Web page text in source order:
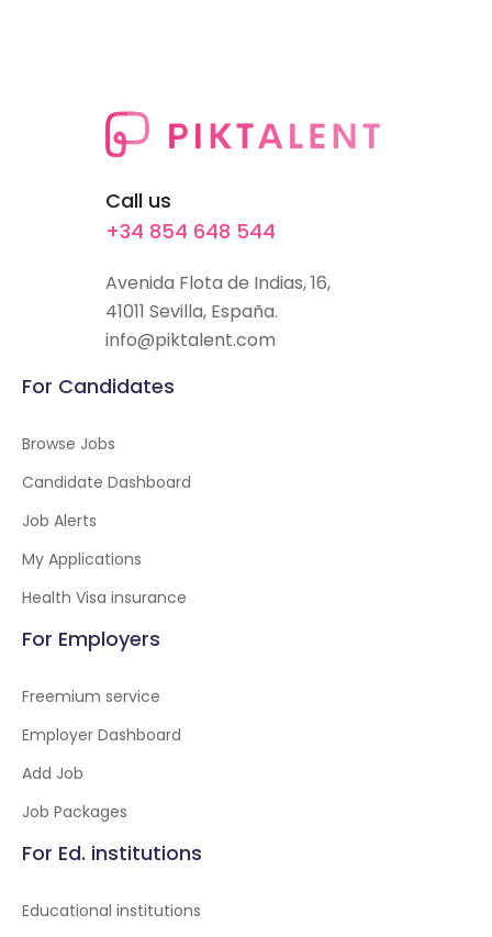
Call us
+34 854 648 544
Avenida Flota de Indias, 16,
41011 Sevilla, España.
info@piktalent.com
For Candidates
Browse Jobs
Candidate Dashboard
Job Alerts
My Applications
Health Visa insurance
For Employers
Freemium service
Employer Dashboard
Add Job
Job Packages
For Ed. institutions
Educational institutions